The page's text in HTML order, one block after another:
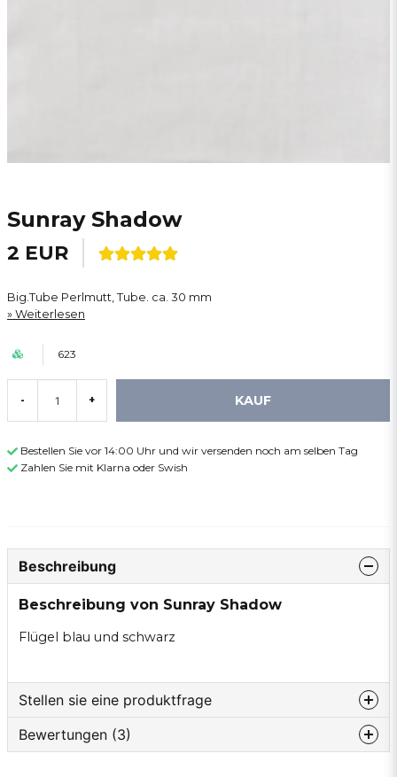
Sunray Shadow
2 EUR
Big.Tube Perlmutt, Tube. ca. 30 mm
Weiterlesen
623
- + KAUF
Bestellen Sie vor 14:00 Uhr und wir versenden noch am selben Tag
Zahlen Sie mit Klarna oder Swish
Beschreibung
Beschreibung von Sunray Shadow
Flügel blau und schwarz
Stellen sie eine produktfrage
question
Fragen sie uns etwas zu diesem produkt...
Bewertungen (3)